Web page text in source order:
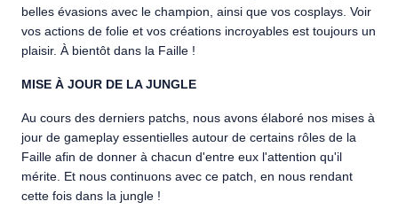
belles évasions avec le champion, ainsi que vos cosplays. Voir
vos actions de folie et vos créations incroyables est toujours un
plaisir. À bientôt dans la Faille !
MISE À JOUR DE LA JUNGLE
Au cours des derniers patchs, nous avons élaboré nos mises à
jour de gameplay essentielles autour de certains rôles de la
Faille afin de donner à chacun d'entre eux l'attention qu'il
mérite. Et nous continuons avec ce patch, en nous rendant
cette fois dans la jungle !